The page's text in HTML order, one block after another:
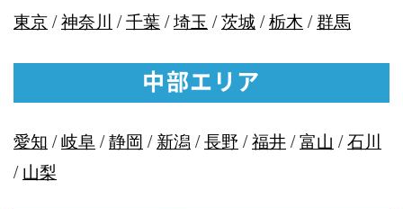
東京/神奈川 /千葉/埼玉 /茨城/栃木 /群馬
中部エリア
愛知 /岐阜/静岡 /新潟 /長野 /福井/富山 /石川
/山梨